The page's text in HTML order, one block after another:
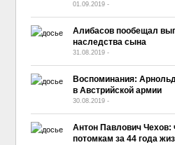
01.09.2019 -
Алибасов пообещал
наследства сына
31.08.2019 -
Воспоминания:
в Австрийской армии
30.08.2019 -
Антон Павлович Чехов:
потомкам за 44 года